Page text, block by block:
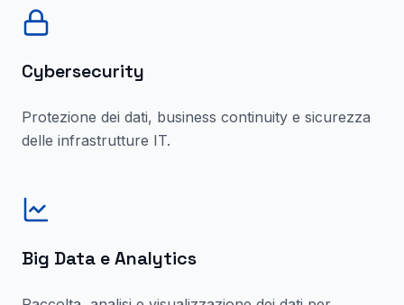
Cybersecurity
Protezione dei dati, business continuity e sicurezza
delle infrastrutture IT.
Big Data e Analytics